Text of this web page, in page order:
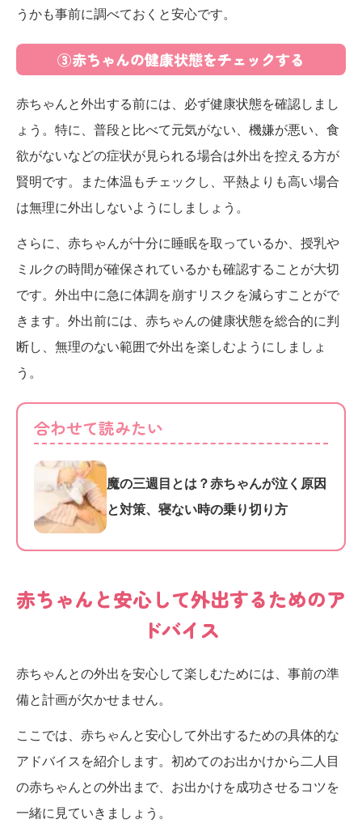
うかも事前に調べておくと安心です。
③赤ちゃんの健康状態をチェックする
赤ちゃんと外出する前には、必ず健康状態を確認しまし
ょう。特に、普段と比べて元気がない、機嫌が悪い、食
欲がないなどの症状が見られる場合は外出を控える方が
賢明です。また体温もチェックし、平熱よりも高い場合
は無理に外出しないようにしましょう。
さらに、赤ちゃんが十分に睡眠を取っているか、授乳や
ミルクの時間が確保されているかも確認することが大切
です。外出中に急に体調を崩すリスクを減らすことがで
きます。外出前には、赤ちゃんの健康状態を総合的に判
断し、無理のない範囲で外出を楽しむようにしましょ
う。
合わせて読みたい
魔の三週目とは？赤ちゃんが泣く原因
と対策、寝ない時の乗り切り方
赤ちゃんと安心して外出するためのア
ドバイス
赤ちゃんとの外出を安心して楽しむためには、事前の準
備と計画が欠かせません。
ここでは、赤ちゃんと安心して外出するための具体的な
アドバイスを紹介します。初めてのお出かけから二人目
の赤ちゃんとの外出まで、お出かけを成功させるコツを
一緒に見ていきましょう。